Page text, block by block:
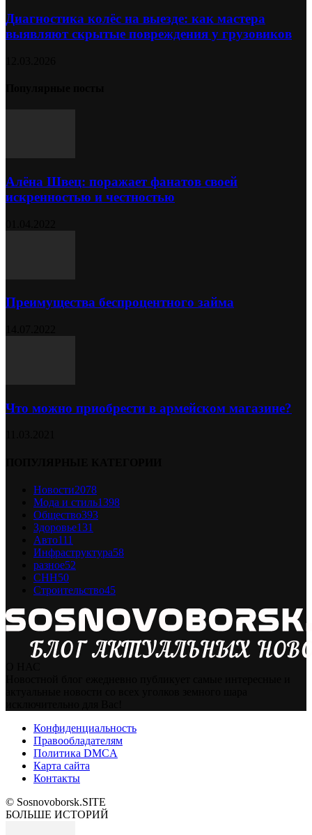
Диагностика колёс на выезде: как мастера
выявляют скрытые повреждения у грузовиков
Алёна Швец: поражает фанатов своей
искренностью и честностью
Преимущества беспроцентного займа
Что можно приобрести в армейском магазине?
Новости2078
Мода и стиль1398
Общество393
Здоровье131
Авто111
Инфраструктура58
разное52
СНН50
Строительство45
Конфиденциальность
Правообладателям
Политика DMCA
Карта сайта
Контакты
© Sosnovoborsk.SITE
БОЛЬШЕ ИСТОРИЙ